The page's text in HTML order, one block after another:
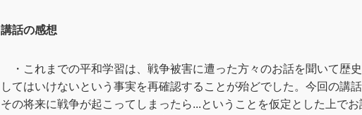
講話の感想
・これまでの平和学習は、戦争被害に遭った方々のお話を聞いて歴
してはいけないという事実を再確認することが殆どでした。今回の講
その将来に戦争が起こってしまったら...ということを仮定とした上で